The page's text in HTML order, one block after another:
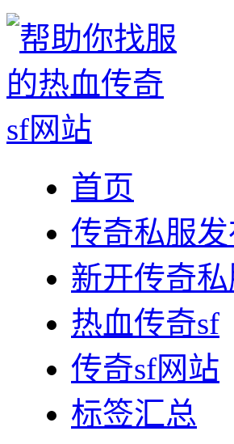
首页
传奇私服发
新开传奇
热血传奇sf
传奇sf网站
标签汇总